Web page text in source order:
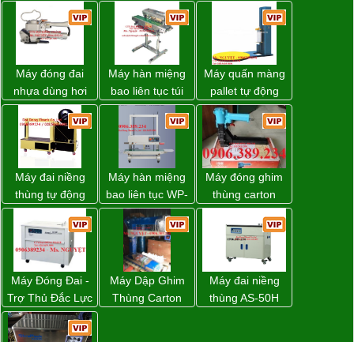
Máy đóng đai
nhựa dùng hơi
khí nén WP-20
Máy hàn miệng
bao liên tục túi
nằm nghiêng.
Máy quấn màng
pallet tự động
WP-55 chính
hãng Wellpack
giá tốt
Máy đai niềng
thùng tự động
DBA-80A Đài
Loan giá rẻ
Máy hàn miệng
bao liên tục WP-
1200V chính
hãng giá tốt
Máy đóng ghim
thùng carton
dùng khí nén giá
tốt
Máy Đóng Đai -
Trợ Thủ Đắc Lực
Cho Mọi Doanh
Nghiệp Trong
Máy Dập Ghim
Thùng Carton
Máy đai niềng
thùng AS-50H